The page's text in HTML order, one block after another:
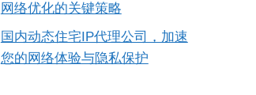
网络优化的关键策略
国内动态住宅IP代理公司，加速
您的网络体验与隐私保护